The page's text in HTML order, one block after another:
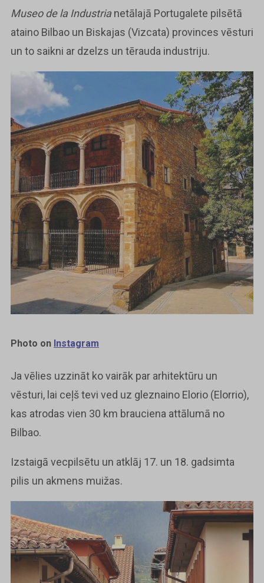
Museo de la Industria netālajā Portugalete pilsētā
ataino Bilbao un Biskajas (Vizcata) provinces vēsturi
un to saikni ar dzelzs un tērauda industriju.
Photo on Instagram
Ja vēlies uzzināt ko vairāk par arhitektūru un
vēsturi, lai ceļš tevi ved uz gleznaino Elorio (Elorrio),
kas atrodas vien 30 km brauciena attālumā no
Bilbao.
Izstaigā vecpilsētu un atklāj 17. un 18. gadsimta
pilis un akmens muižas.